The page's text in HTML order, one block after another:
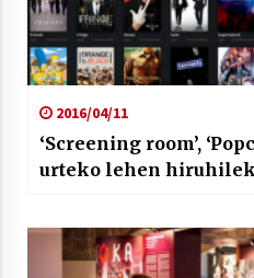
2016/04/11
‘Screening room’,
urteko lehen